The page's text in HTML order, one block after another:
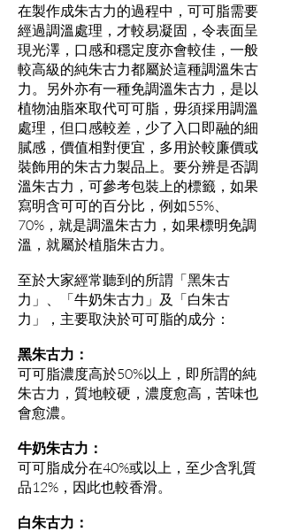
在製作成朱古力的過程中，可可脂需要
經過調溫處理，才較易凝固，令表面呈
現光澤，口感和穩定度亦會較佳，一般
較高級的純朱古力都屬於這種調溫朱古
力。另外亦有一種免調溫朱古力，是以
植物油脂來取代可可脂，毋須採用調溫
處理，但口感較差，少了入口即融的細
膩感，價值相對便宜，多用於較廉價或
裝飾用的朱古力製品上。要分辨是否調
溫朱古力，可參考包裝上的標籤，如果
寫明含可可的百分比，例如55%、
70%，就是調溫朱古力，如果標明免調
溫，就屬於植脂朱古力。
至於大家經常聽到的所謂「黑朱古
力」、「牛奶朱古力」及「白朱古
力」，主要取決於可可脂的成分：
黑朱古力：
可可脂濃度高於50%以上，即所謂的純
朱古力，質地較硬，濃度愈高，苦味也
會愈濃。
牛奶朱古力：
可可脂成分在40%或以上，至少含乳質
品12%，因此也較香滑。
白朱古力：